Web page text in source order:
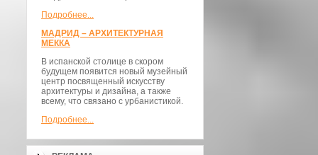
Подробнее...
МАДРИД – АРХИТЕКТУРНАЯ
МЕККА
В испанской столице в скором
будущем появится новый музейный
центр посвященный искусству
архитектуры и дизайна, а также
всему, что связано с урбанистикой.
Подробнее...